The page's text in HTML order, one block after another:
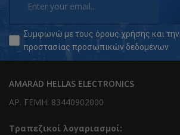
Συμφωνώ με τους όρους χρήσης και την
προστασίας προσωπικών δεδομένων
AMARAD HELLAS ELECTRONICS
ΑΡ. ΓΕΜΗ: 83440902000
Τραπεζικοί λογαριασμοί: